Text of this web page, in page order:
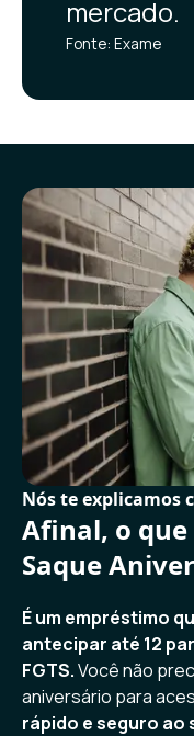
mercado.
Fonte: Exame
Nós te explicamos
Afinal, o que
Saque
É um empréstimo
antecipar até 12
FGTS.Você não
aniversário para
rápido e seguro ao